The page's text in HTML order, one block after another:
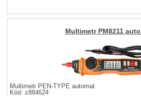
Multimetr PM8211
Multimetr PEN-TYPE automat
Kód: z884624